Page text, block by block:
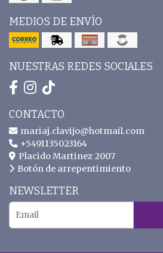
MEDIOS DE ENVÍO
NUESTRAS REDES SOCIALES
CONTACTO
mariaj.clavijo@hotmail.com
+5491135023164
Placido Martinez 2007
Botón de arrepentimiento
NEWSLETTER